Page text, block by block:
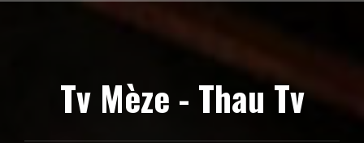
Tv Mèze - Thau Tv